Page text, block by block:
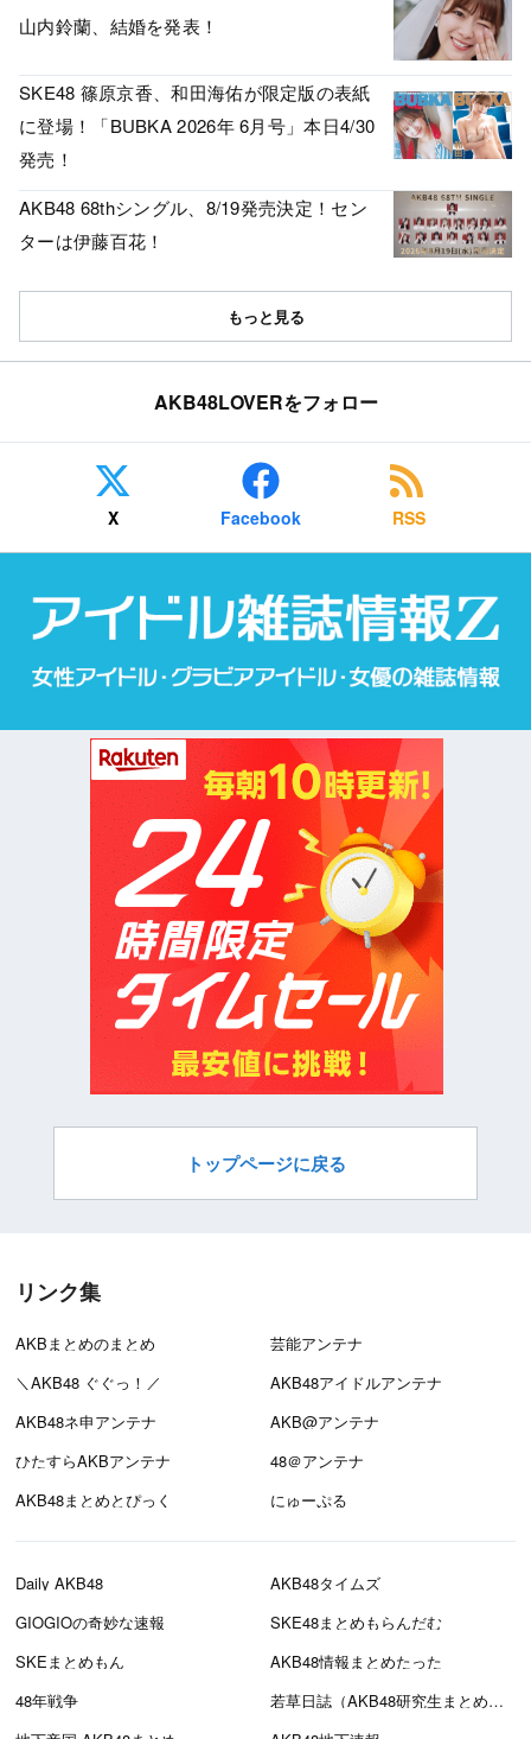
山内鈴蘭、結婚を発表！
SKE48 篠原京香、和田海佑が限定版の表紙
に登場！「BUBKA 2026年 6月号」本日4/30
発売！
AKB48 68thシングル、8/19発売決定！セン
ターは伊藤百花！
もっと見る
AKB48LOVERをフォロー
X Facebook RSS
トップページに戻る
リンク集
AKBまとめのまとめ
芸能アンテナ
＼AKB48 ぐぐっ！／
AKB48アイドルアンテナ
AKB48ネ申アンテナ
AKB@アンテナ
ひたすらAKBアンテナ
48＠アンテナ
AKB48まとめとぴっく
にゅーぷる
Daily AKB48
AKB48タイムズ
GIOGIOの奇妙な速報
SKE48まとめもらんだむ
SKEまとめもん
AKB48情報まとめたった
48年戦争
若草日誌（AKB48研究生まとめブログ）